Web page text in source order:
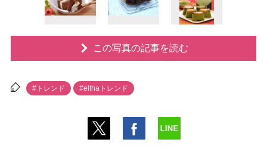
この写真の記事を読む
#トレンド #elthaトレンド